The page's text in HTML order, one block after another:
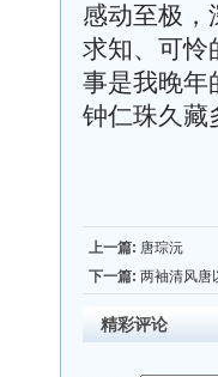
感动至极，
求知、可怜
事是我晚年
钟仁珠久藏
上一篇: 唐琮沅
下一篇: 两袖清风唐
精彩评论